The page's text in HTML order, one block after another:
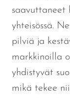
saavuttaneet
yhteisössä.
pilviä ja
markkinoilla
yhdistyvät
mikä tekee